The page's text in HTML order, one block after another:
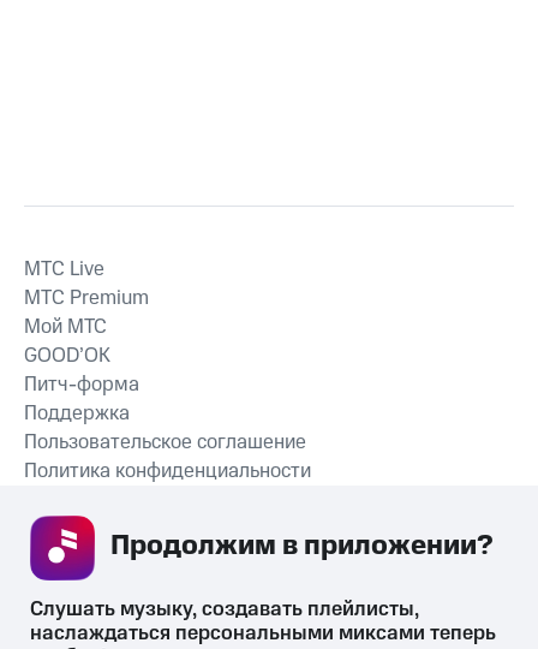
СКАЧАТЬ ПРИЛОЖЕНИЕ
MTС Live
MTС Premium
Мой МТС
GOOD’OK
Питч-форма
Поддержка
Пользовательское соглашение
Политика конфиденциальности
Слушать музыку, создавать плейлисты,
наслаждаться персональными миксами теперь